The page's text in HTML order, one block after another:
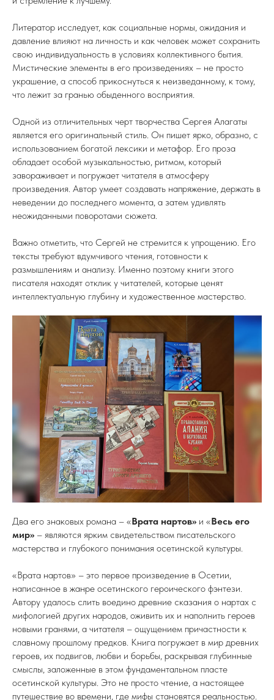
Литератор исследует, как социальные нормы, ожидания и
давление влияют на личность и как человек может сохранить
свою индивидуальность в условиях коллективного бытия.
Мистические элементы в его произведениях – не просто
украшение, а способ прикоснуться к неизведанному, к тому,
что лежит за гранью обыденного восприятия.
Одной из отличительных черт творчества Сергея Алагаты
является его оригинальный стиль. Он пишет ярко, образно, с
использованием богатой лексики и метафор. Его проза
обладает особой музыкальностью, ритмом, который
завораживает и погружает читателя в атмосферу
произведения. Автор умеет создавать напряжение, держать в
неведении до последнего момента, а затем удивлять
неожиданными поворотами сюжета.
Важно отметить, что Сергей не стремится к упрощению. Его
тексты требуют вдумчивого чтения, готовности к
размышлениям и анализу. Именно поэтому книги этого
писателя находят отклик у читателей, которые ценят
интеллектуальную глубину и художественное мастерство.
Два его знаковых романа – «Врата нартов» и «Весь его
мир» – являются ярким свидетельством писательского
мастерства и глубокого понимания осетинской культуры.
«Врата нартов» – это первое произведение в Осетии,
написанное в жанре осетинского героического фэнтези.
Автору удалось слить воедино древние сказания о нартах с
мифологией других народов, оживить их и наполнить героев
новыми гранями, а читателя – ощущением причастности к
славному прошлому предков. Книга погружает в мир древних
героев, их подвигов, любви и борьбы, раскрывая глубинные
смыслы, заложенные в этом фундаментальном пласте
осетинской культуры. Это не просто чтение, а настоящее
путешествие во времени, где мифы становятся реальностью.